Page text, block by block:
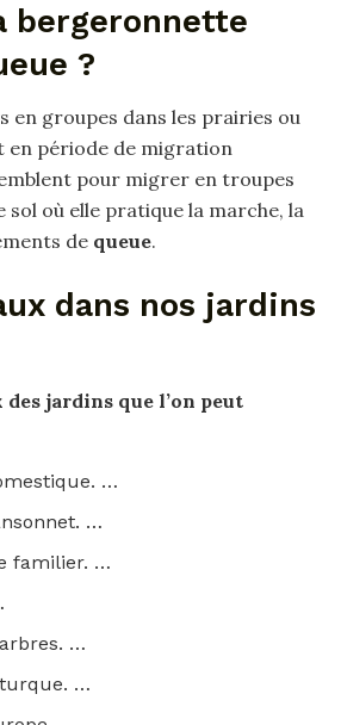
bergeronnette
?
en groupes dans les prairies ou
en période de migration
pour migrer en troupes
sol où elle pratique la marche, la
de queue.
dans nos jardins
des jardins que l’on peut
…
…
familier. …
…
…